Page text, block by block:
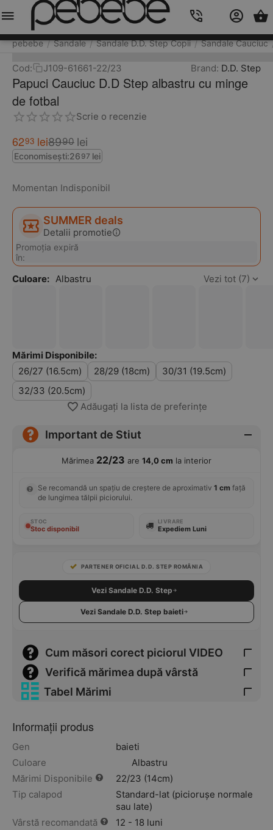
pebebe / Sandale / Sandale D.D. Step Copii / Sandale Cauciuc
Cod: J109-61661-22/23 Brand: D.D. Step
Papuci Cauciuc D.D Step albastru cu minge
de fotbal
Scrie o recenzie
6293 lei8990 lei
Economisești:26 97 lei
Momentan Indisponibil
SUMMER deals
Detalii promotie
Promoția expiră
în:
Culoare: Albastru Vezi tot (7)
Mărimi Disponibile:
26/27 (16.5cm)
28/29 (18cm)
30/31 (19.5cm)
32/33 (20.5cm)
Adăugați la lista de preferințe
Important de Stiut
Mărimea 22/23 are 14,0 cm la interior
Se recomandă un spațiu de creștere de aproximativ 1 cm față
de lungimea tălpii piciorului.
STOC
Stoc disponibil
LIVRARE
Expediem Luni
PARTENER OFICIAL D.D. STEP ROMÂNIA
Vezi Sandale D.D. Step
Vezi Sandale D.D. Step baieti
Cum măsori corect piciorul VIDEO
Verifică mărimea după vârstă
Tabel Mărimi
Informații produs
Gen
baieti
Culoare
Albastru
Mărimi Disponibile
22/23 (14cm)
Tip calapod
Standard-lat (piciorușe normale
sau late)
Vârstă recomandată
12 - 18 luni
Meniu Caută Cos